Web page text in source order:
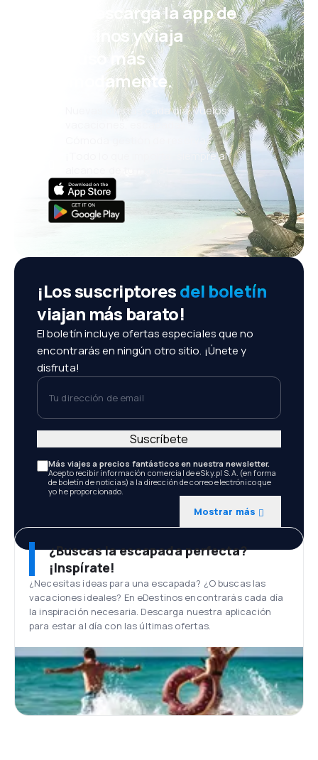
¡Eh! Descarga la app de
eDestinos y viaja
incluso más
cómodamente.
Nuevas ofertas cada día: vuelos,
vacaciones, escapadas
Cómoda gestión de reservas
¡Todo lo que importa, siempre al
¡Los suscriptoresdel boletín
viajan más barato!
El boletín incluye ofertas especiales que no
encontrarás en ningún otro sitio. ¡Únete y
disfruta!
Tu dirección de email
Más viajes a precios fantásticos en nuestra newsletter.
Acepto recibir información comercial de eSky.pl S.A. (en forma
de boletín de noticias) a la dirección de correo electrónico que
yo he proporcionado.
Mostrar más
Suscríbete
¿Buscas la escapada perfecta?
¡Inspírate!
¿Necesitas ideas para una escapada? ¿O buscas las
vacaciones ideales? En eDestinos encontrarás cada día
la inspiración necesaria. Descarga nuestra aplicación
para estar al día con las últimas ofertas.